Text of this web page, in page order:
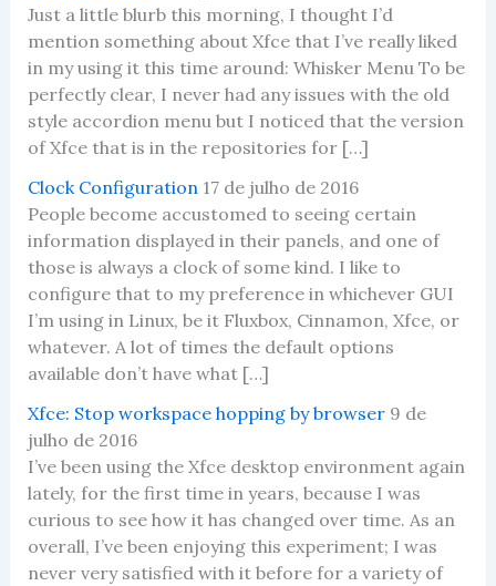
Just a little blurb this morning, I thought I’d
mention something about Xfce that I’ve really liked
in my using it this time around: Whisker Menu To be
perfectly clear, I never had any issues with the old
style accordion menu but I noticed that the version
of Xfce that is in the repositories for […]
Clock Configuration 17 de julho de 2016
People become accustomed to seeing certain
information displayed in their panels, and one of
those is always a clock of some kind. I like to
configure that to my preference in whichever GUI
I’m using in Linux, be it Fluxbox, Cinnamon, Xfce, or
whatever. A lot of times the default options
available don’t have what […]
Xfce: Stop workspace hopping by browser 9 de
julho de 2016
I’ve been using the Xfce desktop environment again
lately, for the first time in years, because I was
curious to see how it has changed over time. As an
overall, I’ve been enjoying this experiment; I was
never very satisfied with it before for a variety of